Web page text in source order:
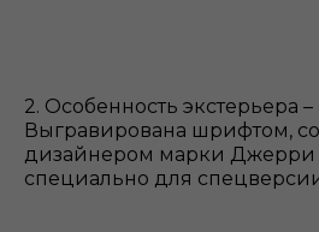
2. Особенность экстерьера –
Выгравирована шрифтом,
дизайнером марки Джерри
специально для